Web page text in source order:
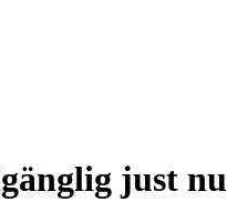
just nu